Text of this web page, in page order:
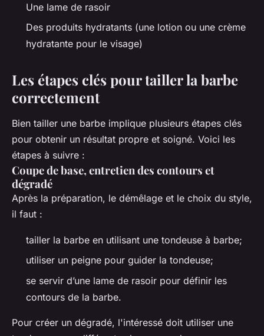
Une lame de rasoir
Des produits hydratants (une lotion ou une crème
hydratante pour le visage)
Les étapes clés pour tailler la barbe
correctement
Bien tailler une barbe implique plusieurs étapes clés
pour obtenir un résultat propre et soigné. Voici les
étapes à suivre :
Coupe de base, entretien des contours et
dégradé
Après la préparation, le démêlage et le choix du style,
il faut :
tailler la barbe en utilisant une tondeuse à barbe;
utiliser un peigne pour guider la tondeuse;
se servir d’une lame de rasoir pour définir les
contours de la barbe.
Pour créer un dégradé, l'intéressé doit utiliser une